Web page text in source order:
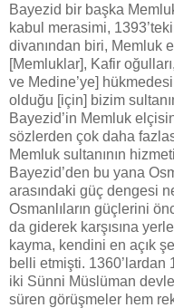
Bayezid bir başka
kabul merasimi,
divanından biri, Memluk
[Memluklar], Kafir
ve Medine’ye]
olduğu [için] bizim
Bayezid’in Memluk
sözlerden çok daha
Memluk sultanının
Bayezid’den bu yana
arasındaki güç dengesi
Osmanlıların güçlerini
da giderek karşısına
kayma, kendini en açık
belli etmişti. 1360’lardan
iki Sünni Müslüman
süren görüşmeler hem